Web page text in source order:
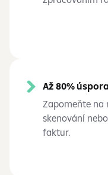
Až 80%
Zapomeňte na
skenování
faktur.